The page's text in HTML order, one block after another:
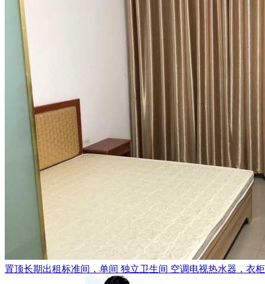
置顶长期出租标准间，单间 独立卫生间 空调电视热水器，衣